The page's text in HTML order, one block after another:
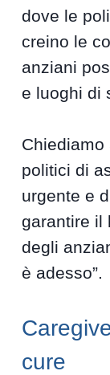
dove le
creino le
anziani
e luoghi di
Chiediamo
politici di
urgente e
garantire il
degli
è adesso”.
cure